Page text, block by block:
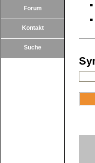
Forum
Kontakt
Suche